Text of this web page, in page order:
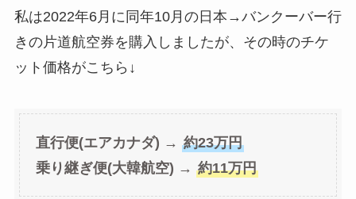
私は2022年6月に同年10月の日本→バンクーバー行
きの片道航空券を購入しましたが、その時のチケ
ット価格がこちら↓
直行便(エアカナダ) → 約23万円
乗り継ぎ便(大韓航空) → 約11万円